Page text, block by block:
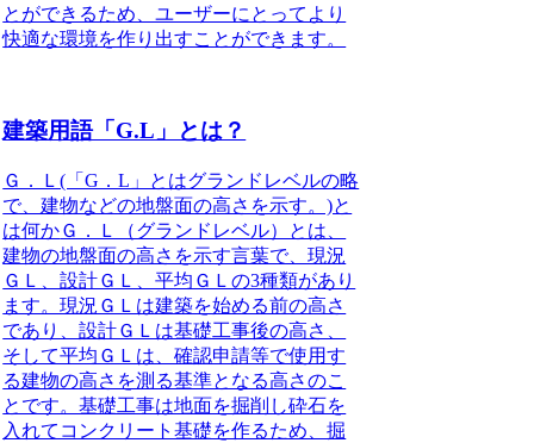
とができるため、ユーザーにとってより
快適な環境を作り出すことができます。
建築用語「G.L」とは？
Ｇ．Ｌ(「G．L」とはグランドレベルの略
で、建物などの地盤面の高さを示す。)と
は何かＧ．Ｌ（グランドレベル）とは、
建物の地盤面の高さを示す言葉で、現況
ＧＬ、設計ＧＬ、平均ＧＬの3種類があり
ます。現況ＧＬは建築を始める前の高さ
であり、設計ＧＬは基礎工事後の高さ、
そして平均ＧＬは、確認申請等で使用す
る建物の高さを測る基準となる高さのこ
とです。基礎工事は地面を掘削し砕石を
入れてコンクリート基礎を作るため、掘